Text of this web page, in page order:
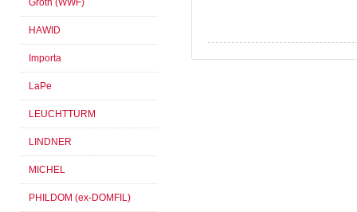
Groth (WWF)
HAWID
Importa
LaPe
LEUCHTTURM
LINDNER
MICHEL
PHILDOM (ex-DOMFIL)